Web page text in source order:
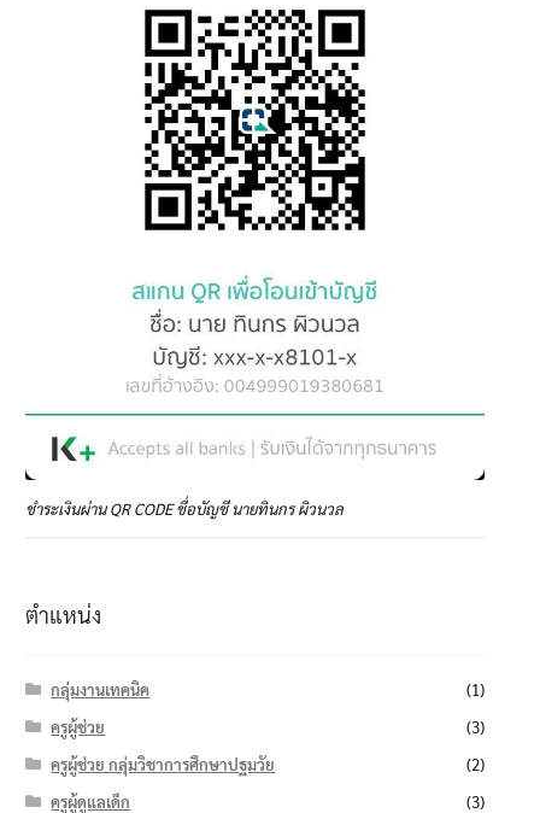
ชำระเงินผ่าน QR CODE ชื่อบัญชี นายทินกร ผิวนวล
ตำแหน่ง
กลุ่มงานเทคนิค
(1)
ครูผู้ช่วย
(3)
ครูผู้ช่วย กลุ่มวิชาการศึกษาปฐมวัย
(2)
ครูผู้ดูแลเด็ก
(3)